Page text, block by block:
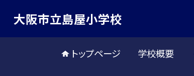
大阪市立島屋小学校
トップページ 学校概要